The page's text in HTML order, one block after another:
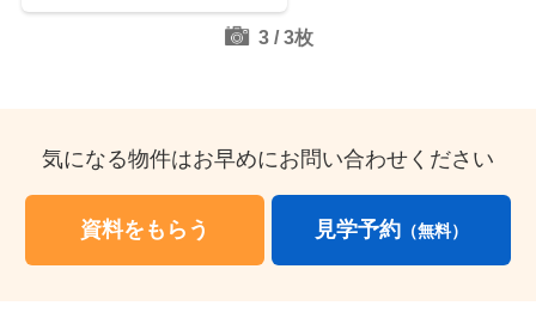
3/3枚
気になる物件はお早めにお問い合わせください
資料をもらう 見学予約 （無料）